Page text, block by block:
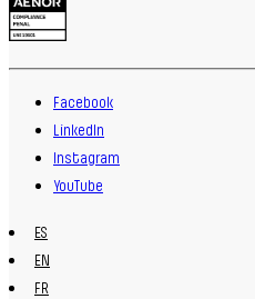
Facebook
LinkedIn
Instagram
YouTube
ES
EN
FR